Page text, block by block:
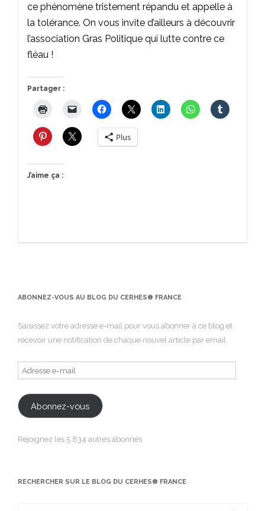
ce phénomène tristement répandu et appelle à
la tolérance. On vous invite d’ailleurs à découvrir
l’association Gras Politique qui lutte contre ce
fléau !
Partager :
Plus
J’aime ça :
ABONNEZ-VOUS AU BLOG DU CERHES® FRANCE
Saisissez votre adresse e-mail pour vous abonner à ce blog et
recevoir une notification de chaque nouvel article par email.
Adresse
e-
mail
Abonnez-vous
Rejoignez les 5 834 autres abonnés
RECHERCHER SUR LE BLOG DU CERHES® FRANCE